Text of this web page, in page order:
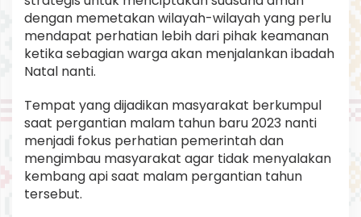
dengan memetakan wilayah-wilayah yang perlu
mendapat perhatian lebih dari pihak keamanan
ketika sebagian warga akan menjalankan ibadah
Natal nanti.
Tempat yang dijadikan masyarakat berkumpul
saat pergantian malam tahun baru 2023 nanti
menjadi fokus perhatian pemerintah dan
mengimbau masyarakat agar tidak menyalakan
kembang api saat malam pergantian tahun
tersebut.